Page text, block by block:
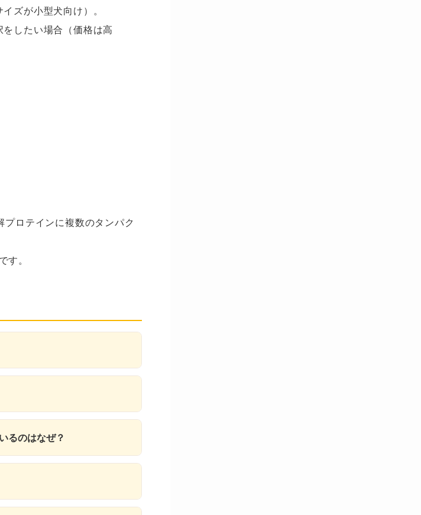
ズが小型犬向け）。
したい場合（価格は高
ロテインに複数のタンパク
。
るのはなぜ？